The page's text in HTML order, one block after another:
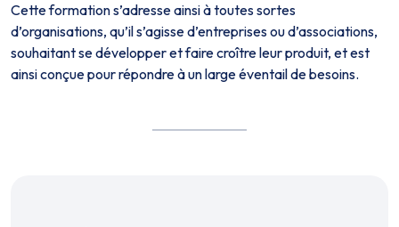
Cette formation s’adresse ainsi à toutes sortes
d’organisations, qu’il s’agisse d’entreprises ou d’associations,
souhaitant se développer et faire croître leur produit, et est
ainsi conçue pour répondre à un large éventail de besoins.